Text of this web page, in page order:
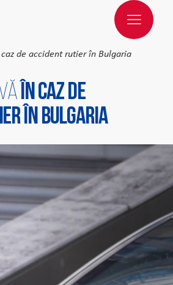
de accident rutier în Bulgaria
în caz de
în Bulgaria